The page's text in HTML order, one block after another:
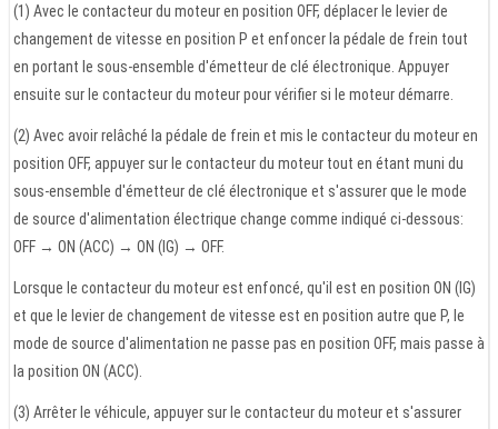
(1) Avec le contacteur du moteur en position OFF, déplacer le levier de
changement de vitesse en position P et enfoncer la pédale de frein tout
en portant le sous-ensemble d'émetteur de clé électronique. Appuyer
ensuite sur le contacteur du moteur pour vérifier si le moteur démarre.
(2) Avec avoir relâché la pédale de frein et mis le contacteur du moteur en
position OFF, appuyer sur le contacteur du moteur tout en étant muni du
sous-ensemble d'émetteur de clé électronique et s'assurer que le mode
de source d'alimentation électrique change comme indiqué ci-dessous:
OFF → ON (ACC) → ON (IG) → OFF.
Lorsque le contacteur du moteur est enfoncé, qu'il est en position ON (IG)
et que le levier de changement de vitesse est en position autre que P, le
mode de source d'alimentation ne passe pas en position OFF, mais passe à
la position ON (ACC).
(3) Arrêter le véhicule, appuyer sur le contacteur du moteur et s'assurer